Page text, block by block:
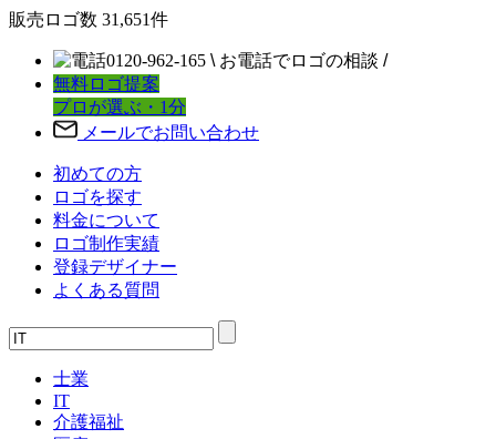
販売ロゴ数 31,651件
0120-962-165 \ お電話でロゴの相談 /
無料ロゴ提案
プロが選ぶ・1分
メールでお問い合わせ
初めての方
ロゴを探す
料金について
ロゴ制作実績
登録デザイナー
よくある質問
士業
IT
介護福祉